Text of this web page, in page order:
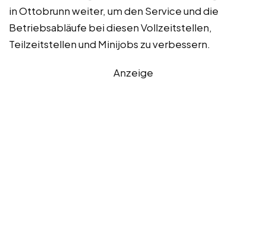
in Ottobrunn weiter, um den Service und die
Betriebsabläufe bei diesen Vollzeitstellen,
Teilzeitstellen und Minijobs zu verbessern.
Anzeige